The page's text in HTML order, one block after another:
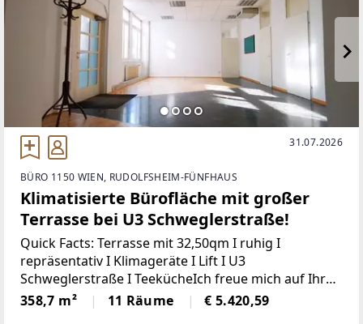
31.07.2026
BÜRO 1150 WIEN, RUDOLFSHEIM-FÜNFHAUS
Klimatisierte Bürofläche mit großer
Terrasse bei U3 Schweglerstraße!
Quick Facts: Terrasse mit 32,50qm I ruhig I
repräsentativ I Klimageräte I Lift I U3
Schweglerstraße I TeekücheIch freue mich auf Ihren
Anruf!Irene Lindenberger, MSc 01/526 26 36 Auf
358,70qm präsentiert sich Ihnen hier ein originelles
358,7 m² 11 Räume € 5.420,59